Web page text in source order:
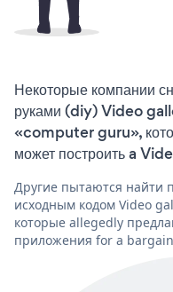
Некоторые компании
руками (diy) Video
«computer guru»,
может построить a
Другие пытаются найти
исходным кодом Video
которые allegedly
приложения for a